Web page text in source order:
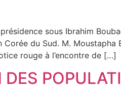
sous Ibrahim
Corée du Sud. M.
rouge à l’encontre de […]
DES